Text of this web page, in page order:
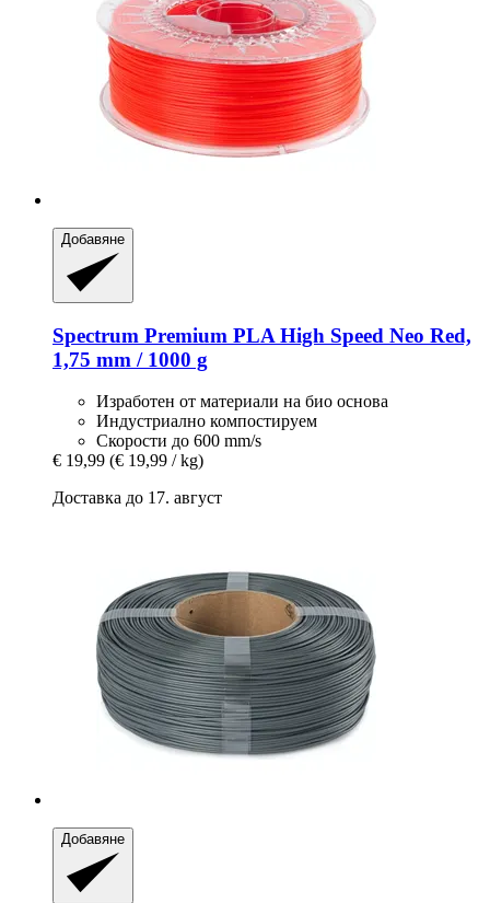
Добавяне
Spectrum Premium PLA High Speed ​​​​Neo Red,
1,75 mm / 1000 g
Изработен от материали на био основа
Индустриално компостируем
Скорости до 600 mm/s
€ 19,99 (€ 19,99 / kg)
Доставка до 17. август
Добавяне